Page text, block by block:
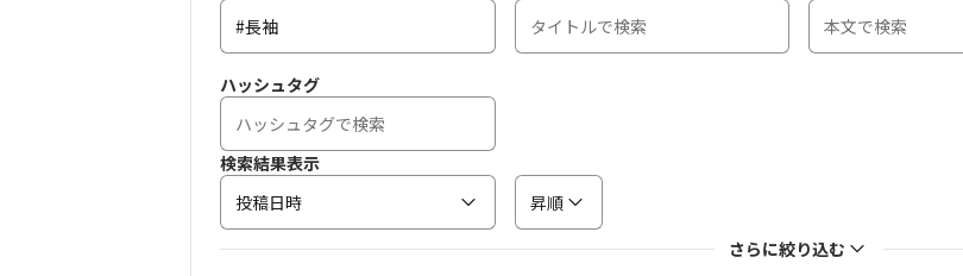
ハッシュタグ
検索結果表示
投稿日時
昇順
さらに絞り込む